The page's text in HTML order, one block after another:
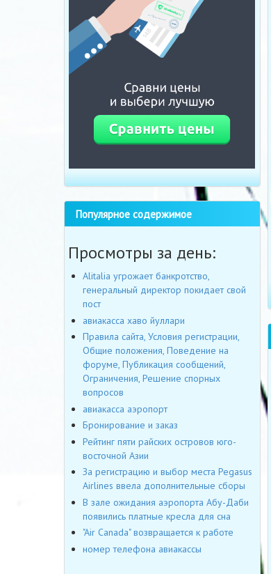
Популярное содержимое
Просмотры за день:
Alitalia угрожает банкротство,
генеральный директор покидает свой
пост
авиакасса хаво йуллари
Правила сайта, Условия регистрации,
Общие положения, Поведение на
форуме, Публикация сообщений,
Ограничения, Решение спорных
вопросов
авиакасса аэропорт
Бронирование и заказ
Рейтинг пяти райских островов юго-
восточной Азии
За регистрацию и выбор места Pegasus
Airlines ввела дополнительные сборы
В зале ожидания аэропорта Абу-Даби
появились платные кресла для сна
"Air Canada" возвращается к работе
номер телефона авиакассы